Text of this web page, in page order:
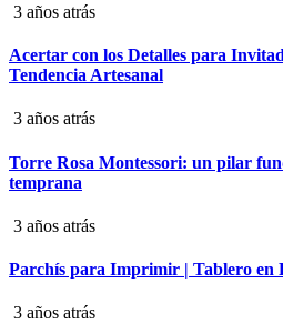
3 años atrás
Acertar con los Detalles para
Tendencia Artesanal
3 años atrás
Torre Rosa Montessori: un pilar
temprana
3 años atrás
Parchís para Imprimir | Tablero en
3 años atrás